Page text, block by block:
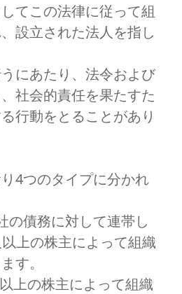
てこの法律に従って組
設立された法人を指し
にあたり、法令および
社会的責任を果たすた
行動をとることがあり
4つのタイプに分かれ
の債務に対して連帯し
上の株主によって組織
す。
上の株主によって組織